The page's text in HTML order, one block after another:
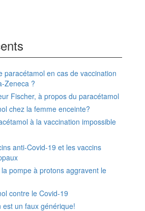
paracétamol en cas de vaccination
Zeneca ?
Fischer, à propos du paracétamol
chez la femme enceinte?
à la vaccination impossible
anti-Covid-19 et les vaccins
pompe à protons aggravent le
contre le Covid-19
est un faux générique!